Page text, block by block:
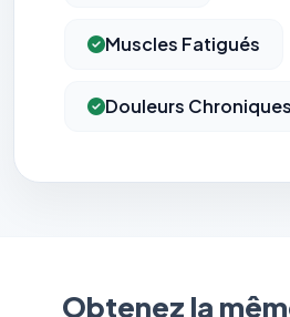
Muscles Fatigués
Douleurs Chroniques
Obtenez la